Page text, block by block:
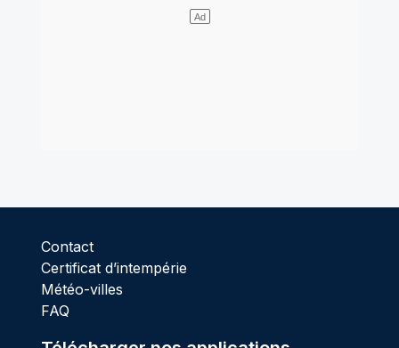
Contact
Certificat d’intempérie
Météo-villes
FAQ